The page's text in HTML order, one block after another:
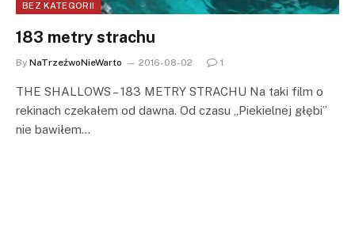
BEZ KATEGORII
183 metry strachu
By NaTrzeźwoNieWarto 2016-08-02 1
THE SHALLOWS – 183 METRY STRACHU Na taki film o
rekinach czekałem od dawna. Od czasu „Piekielnej głębi”
nie bawiłem…